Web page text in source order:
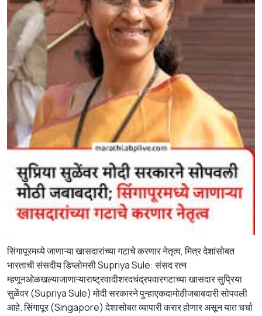
सिंगापूरमध्ये जाणाऱ्या खासदारांच्या गटाचे करणार नेतृत्व, मित्र देशांसोबत
भारताची संसदीय डिप्लोमसी Supriya Sule: संसद रत्न
म्हणूनओळखल्याजाणाऱ्याराष्ट्रवादीशरदचंद्रपवारगटाच्या खासदार सुप्रिया
सुळेंवर (Supriya Sule) मोदी सरकारने पुन्हाएकदामोठीजबाबदारी सोपवली
आहे. सिंगापूर (Singapore) देशासोबत व्यापारी करार होणार असून यात चर्चा